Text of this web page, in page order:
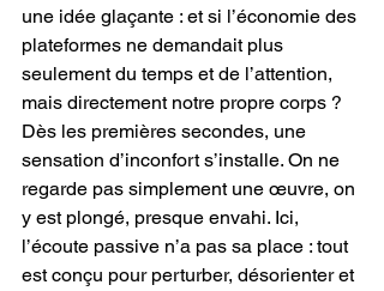
une idée glaçante : et si l’économie des
plateformes ne demandait plus
seulement du temps et de l’attention,
mais directement notre propre corps ?
Dès les premières secondes, une
sensation d’inconfort s’installe. On ne
regarde pas simplement une œuvre, on
y est plongé, presque envahi. Ici,
l’écoute passive n’a pas sa place : tout
est conçu pour perturber, désorienter et